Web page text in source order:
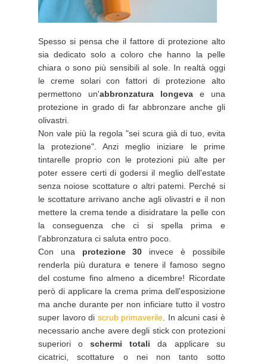
Spesso si pensa che il fattore di protezione alto
sia dedicato solo a coloro che hanno la pelle
chiara o sono più sensibili al sole. In realtà oggi
le creme solari con fattori di protezione alto
permettono un'abbronzatura longevae una
protezione in grado di far abbronzare anche gli
olivastri.
Non vale più la regola "sei scura già di tuo, evita
la protezione". Anzi meglio iniziare le prime
tintarelle proprio con le protezioni più alte per
poter essere certi di godersi il meglio dell'estate
senza noiose scottature o altri patemi. Perché si
le scottature arrivano anche agli olivastri e il non
mettere la crema tende a disidratare la pelle con
la conseguenza che ci si spella prima e
l'abbronzatura ci saluta entro poco.
Con una protezione 30 invece è possibile
renderla più duratura e tenere il famoso segno
del costume fino almeno a dicembre! Ricordate
però di applicare la crema prima dell'esposizione
ma anche durante per non inficiare tutto il vostro
super lavoro di scrub primaverile . In alcuni casi è
necessario anche avere degli stick con protezioni
superiori oschermi totali da applicare su
cicatrici, scottature o nei non tanto sotto